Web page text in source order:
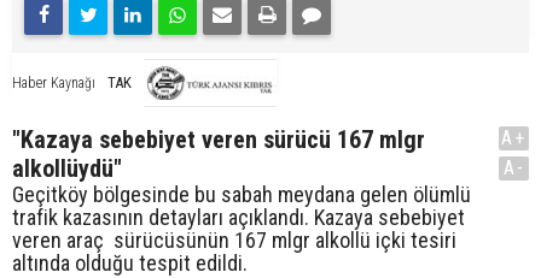
Haber Kaynağı TAK
"Kazaya sebebiyet veren sürücü 167 mlgr
alkollüydü"
Geçitköy bölgesinde bu sabah meydana gelen ölümlü
trafik kazasının detayları açıklandı. Kazaya sebebiyet
veren araç sürücüsünün 167 mlgr alkollü içki tesiri
altında olduğu tespit edildi.
A+
A-